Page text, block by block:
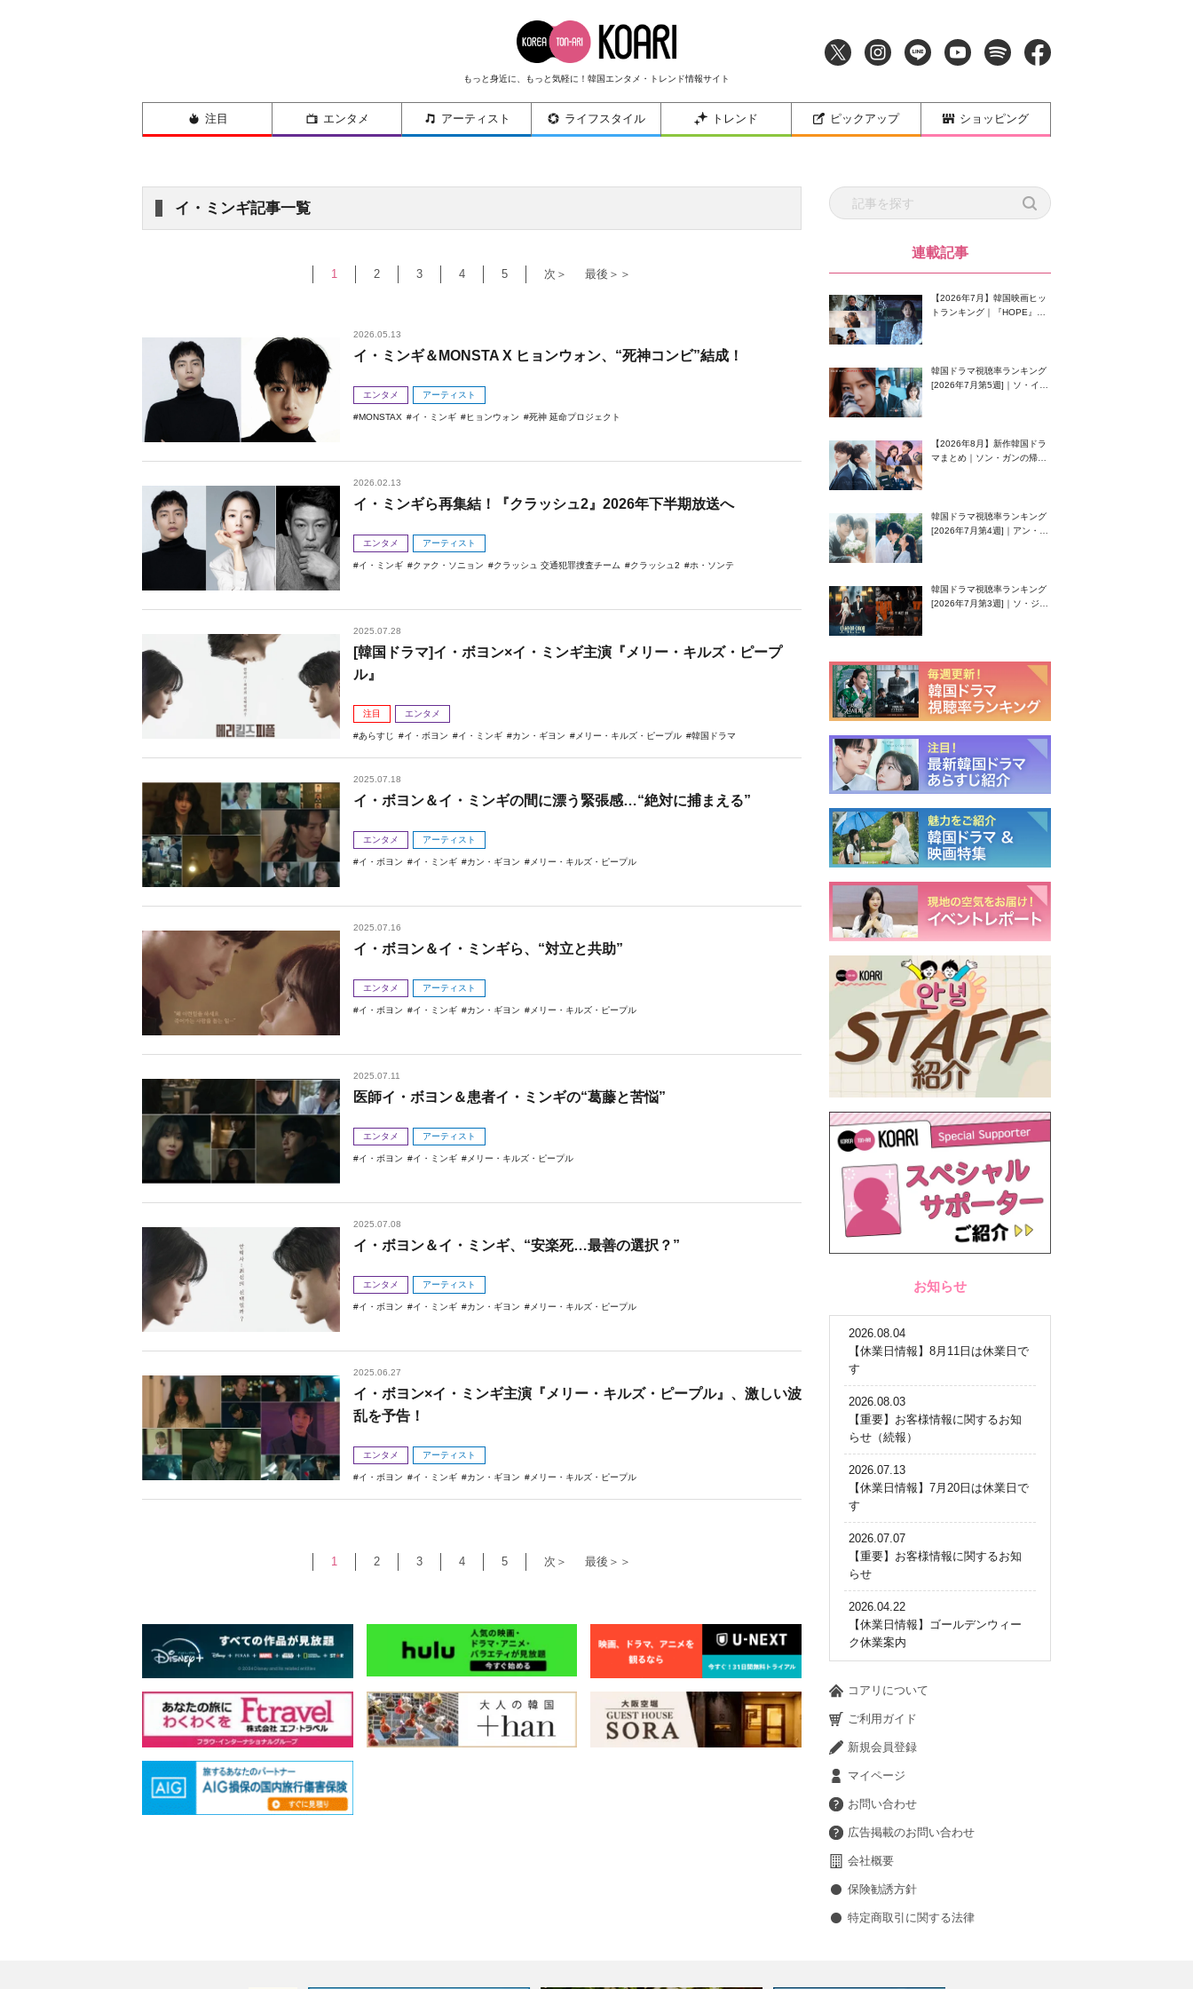
もっと身近に、もっと気軽に！韓国エンタメ・トレンド情報サイト
注目 エンタメ アーティスト ライフスタイル トレンド ピックアップ ショッピング
イ・ミンギ記事一覧
1 2 3 4 5 次＞ 最後＞＞
2026.05.13
イ・ミンギ＆MONSTA X ヒョンウォン、“死神コンビ”結成！
エンタメ アーティスト
MONSTAX イ・ミンギ ヒョンウォン 死神 延命プロジェクト
2026.02.13
イ・ミンギら再集結！『クラッシュ2』2026年下半期放送へ
エンタメ アーティスト
イ・ミンギ クァク・ソニョン クラッシュ 交通犯罪捜査チーム クラッシュ2 ホ・ソンテ
2025.07.28
[韓国ドラマ]イ・ボヨン×イ・ミンギ主演『メリー・キルズ・ピープ
ル』
注目 エンタメ
あらすじ イ・ボヨン イ・ミンギ カン・ギヨン メリー・キルズ・ピープル 韓国ドラマ
2025.07.18
イ・ボヨン＆イ・ミンギの間に漂う緊張感…“絶対に捕まえる”
エンタメ アーティスト
イ・ボヨン イ・ミンギ カン・ギヨン メリー・キルズ・ピープル
2025.07.16
イ・ボヨン＆イ・ミンギら、“対立と共助”
エンタメ アーティスト
イ・ボヨン イ・ミンギ カン・ギヨン メリー・キルズ・ピープル
2025.07.11
医師イ・ボヨン＆患者イ・ミンギの“葛藤と苦悩”
エンタメ アーティスト
イ・ボヨン イ・ミンギ メリー・キルズ・ピープル
2025.07.08
イ・ボヨン＆イ・ミンギ、“安楽死…最善の選択？”
エンタメ アーティスト
イ・ボヨン イ・ミンギ カン・ギヨン メリー・キルズ・ピープル
2025.06.27
イ・ボヨン×イ・ミンギ主演『メリー・キルズ・ピープル』、激しい波
乱を予告！
エンタメ アーティスト
イ・ボヨン イ・ミンギ カン・ギヨン メリー・キルズ・ピープル
1 2 3 4 5 次＞ 最後＞＞
連載記事
【2026年7月】韓国映画ヒッ
トランキング｜『HOPE』が
韓国ドラマ視聴率ランキング
[2026年7月第5週]｜ソ・イン
【2026年8月】新作韓国ドラ
マまとめ｜ソン・ガンの帰
韓国ドラマ視聴率ランキング
[2026年7月第4週]｜アン・ヒ
韓国ドラマ視聴率ランキング
[2026年7月第3週]｜ソ・ジソ
お知らせ
2026.08.04
【休業日情報】8月11日は休業日で
す
2026.08.03
【重要】お客様情報に関するお知
らせ（続報）
2026.07.13
【休業日情報】7月20日は休業日で
す
2026.07.07
【重要】お客様情報に関するお知
らせ
2026.04.22
【休業日情報】ゴールデンウィー
ク休業案内
コアリについて
ご利用ガイド
新規会員登録
マイページ
お問い合わせ
広告掲載のお問い合わせ
会社概要
保険勧誘方針
特定商取引に関する法律